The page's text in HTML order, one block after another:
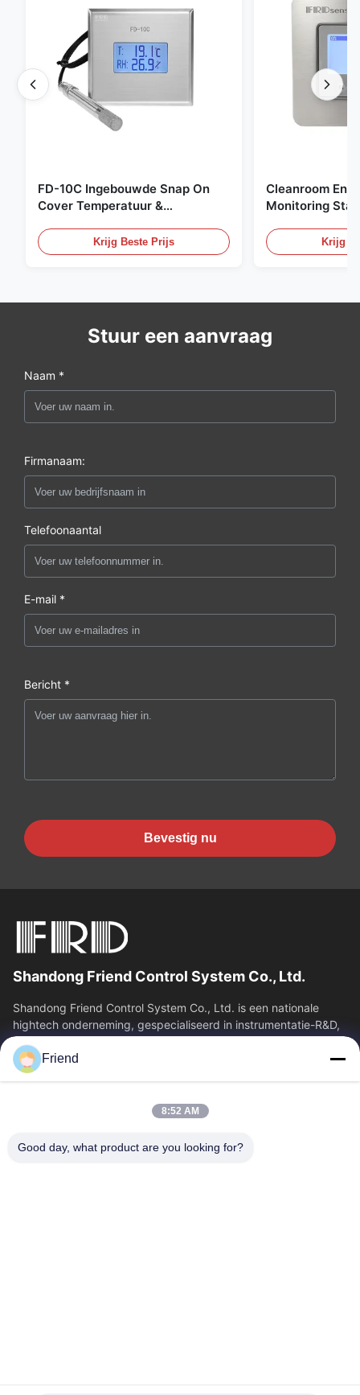
FD-10C Ingebouwde Snap On
Cover Temperatuur &
roestvrijstalen monitor
Krijg Beste Prijs
Cleanroom
Monitoring
20mA/RS485
Fume Detection
Krijg
Stuur een aanvraag
Naam *
Firmanaam:
Telefoonaantal
E-mail *
Bericht *
Bevestig nu
Shandong Friend Control System Co., Ltd.
Shandong Friend Control System Co., Ltd. is een nationale
hightech onderneming, gespecialiseerd in instrumentatie-R&D,
productie en industriële...
Snelkoppelingen
Over Ons
Fabrieksreis
Kwaliteitscontrole
Friend
8:52 AM
Good day, what product are you looking for?